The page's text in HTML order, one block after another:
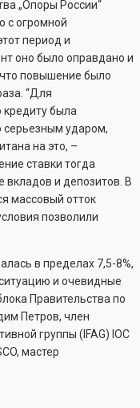
„Опоры России“
с огромной
период и
оно было оправдано и
повышение было
“Для
кредиту была
серьезным ударом,
на это, –
ставки тогда
и депозитов. В
массовый отток
позволили
в пределах 7,5-8%,
и очевидные
Правительства по
Петров, член
группы (IFAG) IOC
мастер